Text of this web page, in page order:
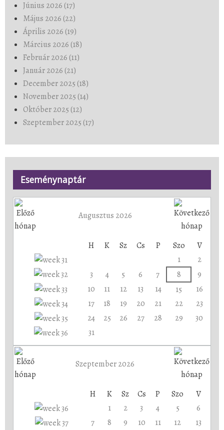
Június 2026 (17)
Május 2026 (22)
Április 2026 (19)
Március 2026 (18)
Február 2026 (11)
Január 2026 (21)
December 2025 (18)
November 2025 (14)
Október 2025 (12)
Szeptember 2025 (17)
Eseménynaptár
Augusztus 2026
H K Sz Cs P Szo
V
1
2
3
4 5 6 7 8
9
10
11 12 13 14 15
16
17
18 19 20 21 22
23
24
25 26 27 28 29
30
31
Szeptember 2026
H K Sz Cs P Szo
V
1
2 3 4 5
6
7
8 9 10 11 12
13